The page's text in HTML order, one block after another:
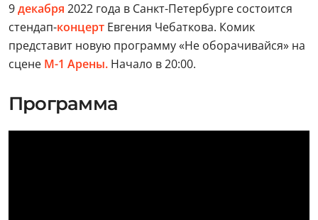
9декабря 2022 года в Санкт-Петербурге состоится
стендап-концерт Евгения Чебаткова. Комик
представит новую программу «Не оборачивайся» на
сцене М-1 Арены. Начало в 20:00.
Программа